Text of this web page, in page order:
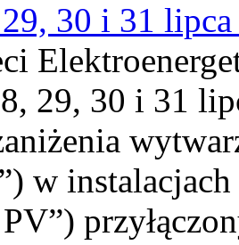
30 i 31
29, 30 i 31
w